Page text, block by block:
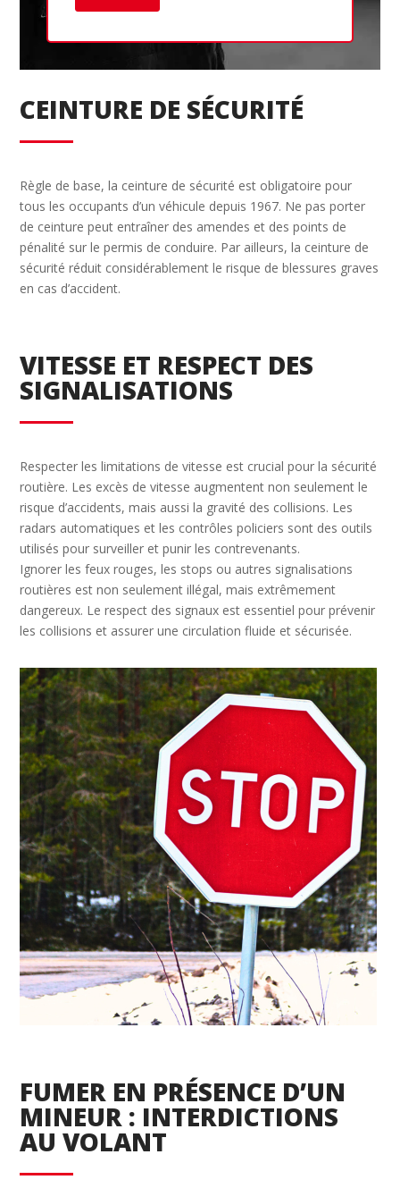
CEINTURE DE SÉCURITÉ
Règle de base, la ceinture de sécurité est obligatoire pour
tous les occupants d’un véhicule depuis 1967. Ne pas porter
de ceinture peut entraîner des amendes et des points de
pénalité sur le permis de conduire. Par ailleurs, la ceinture de
sécurité réduit considérablement le risque de blessures graves
en cas d’accident.
VITESSE ET RESPECT DES
SIGNALISATIONS
Respecter les limitations de vitesse est crucial pour la sécurité
routière. Les excès de vitesse augmentent non seulement le
risque d’accidents, mais aussi la gravité des collisions. Les
radars automatiques et les contrôles policiers sont des outils
utilisés pour surveiller et punir les contrevenants.
Ignorer les feux rouges, les stops ou autres signalisations
routières est non seulement illégal, mais extrêmement
dangereux. Le respect des signaux est essentiel pour prévenir
les collisions et assurer une circulation fluide et sécurisée.
FUMER EN PRÉSENCE D’UN
MINEUR : INTERDICTIONS
AU VOLANT